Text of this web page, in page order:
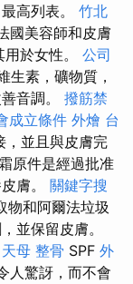
高列表。 竹北
國美容師和皮膚
於女性。 公司
生素，礦物質，
音調。 撥筋禁
成立條件 外燴 台
，並且與皮膚完
原件是經過批准
膚。 關鍵字搜
物和阿爾法垃圾
並保留皮膚。
天母 整骨 SPF 外
人驚訝，而不會